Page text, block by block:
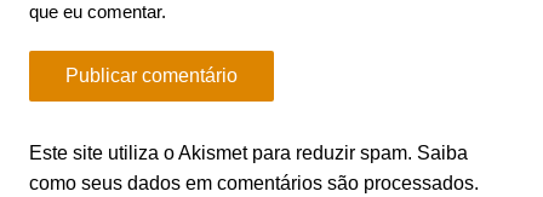
que eu comentar.
Este site utiliza o Akismet para reduzir spam. Saiba
como seus dados em comentários são processados.